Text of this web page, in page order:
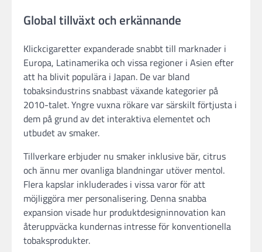
Global tillväxt och erkännande
Klickcigaretter expanderade snabbt till marknader i
Europa, Latinamerika och vissa regioner i Asien efter
att ha blivit populära i Japan. De var bland
tobaksindustrins snabbast växande kategorier på
2010-talet. Yngre vuxna rökare var särskilt förtjusta i
dem på grund av det interaktiva elementet och
utbudet av smaker.
Tillverkare erbjuder nu smaker inklusive bär, citrus
och ännu mer ovanliga blandningar utöver mentol.
Flera kapslar inkluderades i vissa varor för att
möjliggöra mer personalisering. Denna snabba
expansion visade hur produktdesigninnovation kan
återuppväcka kundernas intresse för konventionella
tobaksprodukter.